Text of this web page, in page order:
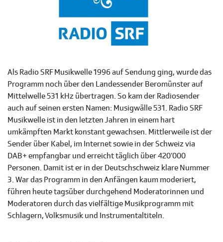
Als Radio SRF Musikwelle 1996 auf Sendung ging, wurde das
Programm noch über den Landessender Beromünster auf
Mittelwelle 531 kHz übertragen. So kam der Radiosender
auch auf seinen ersten Namen: Musigwälle 531. Radio SRF
Musikwelle ist in den letzten Jahren in einem hart
umkämpften Markt konstant gewachsen. Mittlerweile ist der
Sender über Kabel, im Internet sowie in der Schweiz via
DAB+ empfangbar und erreicht täglich über 420‘000
Personen. Damit ist er in der Deutschschweiz klare Nummer
3. War das Programm in den Anfängen kaum moderiert,
führen heute tagsüber durchgehend Moderatorinnen und
Moderatoren durch das vielfältige Musikprogramm mit
Schlagern, Volksmusik und Instrumentaltiteln.